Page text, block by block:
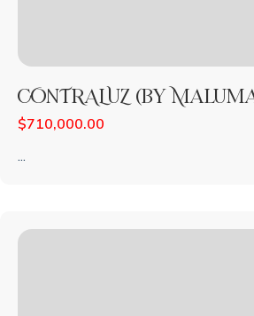
CONTRALUZ (By
$710,000.00
...